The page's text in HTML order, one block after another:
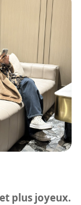
plus joyeux.